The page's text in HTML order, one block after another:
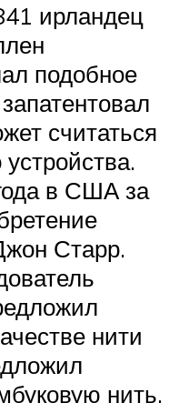
ирландец
подобное
считаться
устройства.
в США за
Старр.
нити
нить,